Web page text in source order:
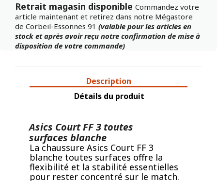
Retrait magasin disponible Commandez votre
article maintenant et retirez dans notre Mégastore
de Corbeil-Essonnes 91 (valable pour les articles en
stock et après avoir reçu notre confirmation de mise à
disposition de votre commande)
Description
Détails du produit
Asics Court FF 3 toutes
surfaces blanche
La chaussure Asics Court FF 3
blanche toutes surfaces offre la
flexibilité et la stabilité essentielles
pour rester concentré sur le match.